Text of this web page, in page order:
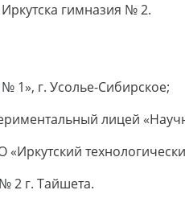
гимназия № 2.
1», г. Усолье-Сибирское;
лицей
2 г. Тайшета.